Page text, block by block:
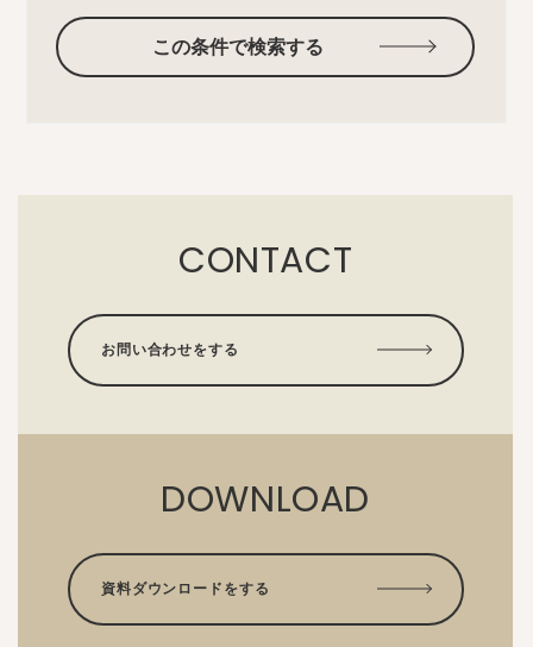
この条件で検索する
CONTACT
お問い合わせをする
DOWNLOAD
資料ダウンロードをする